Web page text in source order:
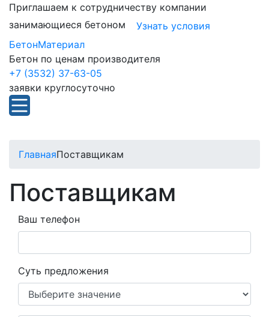
Приглашаем к сотрудничеству компании
занимающиеся бетоном
Узнать условия
БетонМатериал
Бетон по ценам производителя
+7 (3532) 37-63-05
заявки круглосуточно
ГлавнаяПоставщикам
Поставщикам
Ваш телефон
Суть предложения